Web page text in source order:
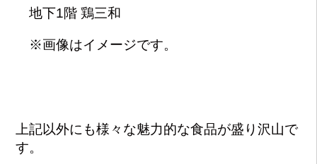
地下1階 鶏三和
※画像はイメージです。
上記以外にも様々な魅力的な食品が盛り沢山で
す。